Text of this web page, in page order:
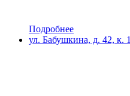
Подробнее
ул. Бабушкина, д. 42, к. 1